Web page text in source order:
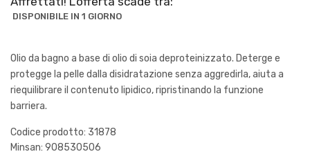
DISPONIBILE IN 1 GIORNO
Olio da bagno a base di olio di soia deproteinizzato. Deterge e
protegge la pelle dalla disidratazione senza aggredirla, aiuta a
riequilibrare il contenuto lipidico, ripristinando la funzione
barriera.
Codice prodotto: 31878
Minsan: 908530506